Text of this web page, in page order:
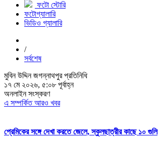
ফটো স্টোরি
ফটোগ্যালারি
ভিডিও গ্যালারি
/
সর্বশেষ
মুবিন উদ্দিন জগন্নাথপুর প্রতিনিধি
১৭ মে ২০২৬, ৫:০৮ পূর্বাহ্ন
অনলাইন সংস্করণ
এ সম্পর্কিত আরও খবর
প্রেমিকের সঙ্গে দেখা করতে জেলে, স্কুলছাত্রীর কাছে ১০ গুলি